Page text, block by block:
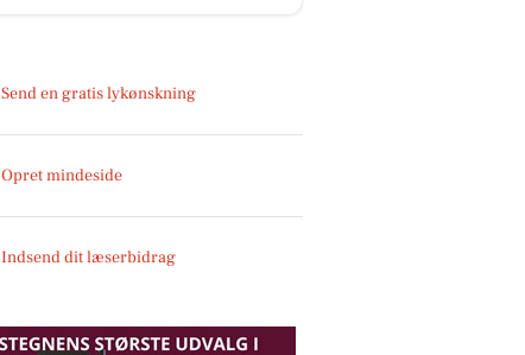
Send en gratis lykønskning
Opret mindeside
Indsend dit læserbidrag